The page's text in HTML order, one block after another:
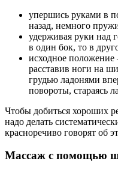
упершись руками в
назад, немного
удерживая руки над
в один бок, то в
исходное
расставив ноги на
грудью ладонями
повороты, стараясь
Чтобы добиться хороших
надо делать
красноречиво говорят об
Массаж с помощью